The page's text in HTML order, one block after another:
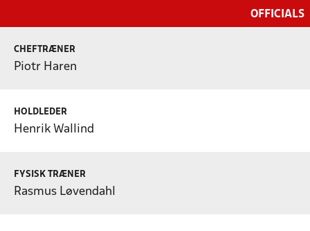
OFFICIALS
CHEFTRÆNER
Piotr Haren
HOLDLEDER
Henrik Wallind
FYSISK TRÆNER
Rasmus Løvendahl